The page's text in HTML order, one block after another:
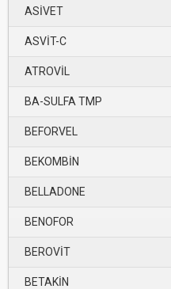
ASİVET
ASVİT-C
ATROVİL
BA-SULFA TMP
BEFORVEL
BEKOMBİN
BELLADONE
BENOFOR
BEROVİT
BETAKİN